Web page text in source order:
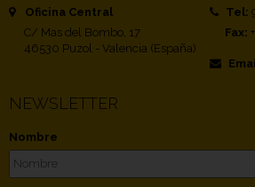
Oficina Central
C/ Mas del Bombo, 17
46530 Puzol - Valencia (España)
Tel:
Fax:
NEWSLETTER
Nombre